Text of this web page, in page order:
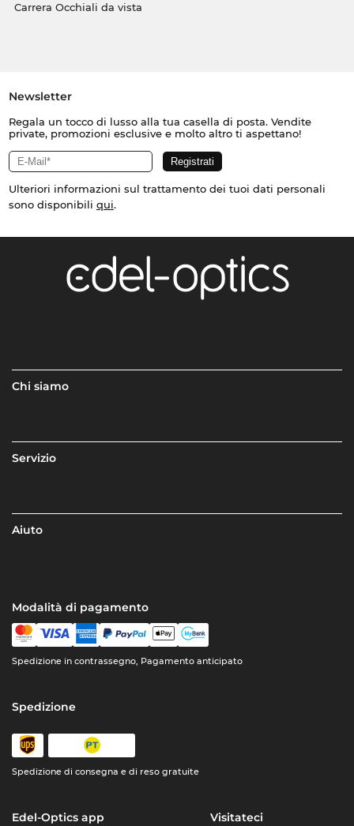
Carrera Occhiali da vista
Newsletter
Regala un tocco di lusso alla tua casella di posta. Vendite
private, promozioni esclusive e molto altro ti aspettano!
Ulteriori informazioni sul trattamento dei tuoi dati personali
sono disponibili qui.
Chi siamo
Servizio
Aiuto
Modalità di pagamento
Spedizione in contrassegno, Pagamento anticipato
Spedizione
Spedizione di consegna e di reso gratuite
Edel-Optics app Visitateci